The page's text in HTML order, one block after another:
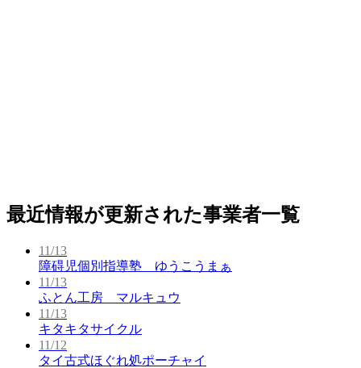
最近情報が更新された事業者一覧
11/13
障碍児個別指導塾 ゆうこうまぁ
11/13
ふとん工房 マルキュウ
11/13
キタキタサイクル
11/12
タイ古式ほぐれ処ポーチャイ